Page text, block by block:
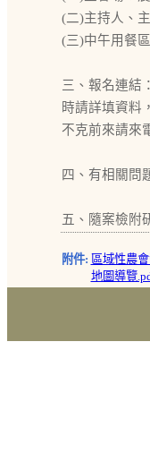
(二)主持人、
(三)中午用餐
三、報名連結
時請詳填資料
不克前來請來
四、有相關問
五、隨案檢附
附件: 區域性農
地圖導覽